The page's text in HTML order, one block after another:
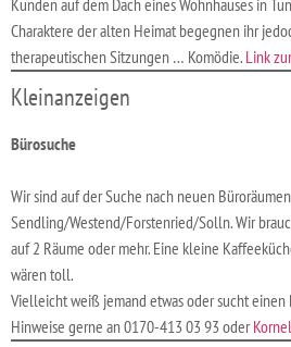
Charaktere der alten Heimat begegnen ihr
therapeutischen Sitzungen … Komödie. Link
Kleinanzeigen
Bürosuche
Wir sind auf der Suche nach neuen
Sendling/Westend/Forstenried/Solln. Wir
auf 2 Räume oder mehr. Eine kleine
wären toll.
Vielleicht weiß jemand etwas oder sucht einen
Hinweise gerne an 0170-413 03 93 oder